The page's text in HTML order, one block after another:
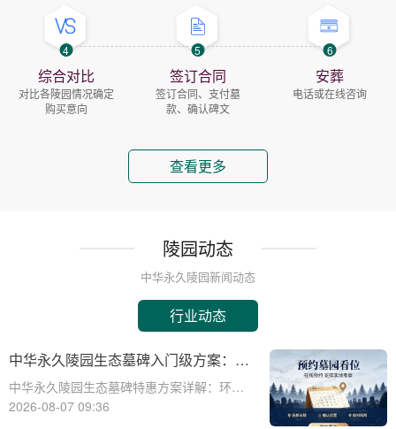
4
综合对比
对比各陵园情况确定
购买意向
5
签订合同
签订合同、支付墓
款、确认碑文
6
安葬
电话或在线咨询
查看更多
陵园动态
中华永久陵园新闻动态
行业动态
中华永久陵园生态墓碑入门级方案：完
整报价与一站式服务打包特惠解析
中华永久陵园生态墓碑特惠方案详解：环
保、经济、个性化选择☎ 中华永久陵园电
2026-08-07 09:36